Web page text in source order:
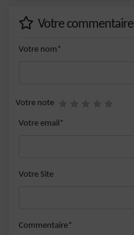
Votre commentaire
Votre nom*
Votre note
Votre email*
Votre Site
Commentaire*